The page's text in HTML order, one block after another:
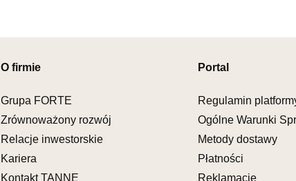
78-600
Nr tel. 67-
Adres e-
Godziny
O firmie
Grupa FORTE
Zrównoważony rozwój
Relacje inwestorskie
Kariera
Kontakt TANNE
Portal
Regulamin
Ogólne Warunki
Metody dostawy
Płatności
Reklamacje